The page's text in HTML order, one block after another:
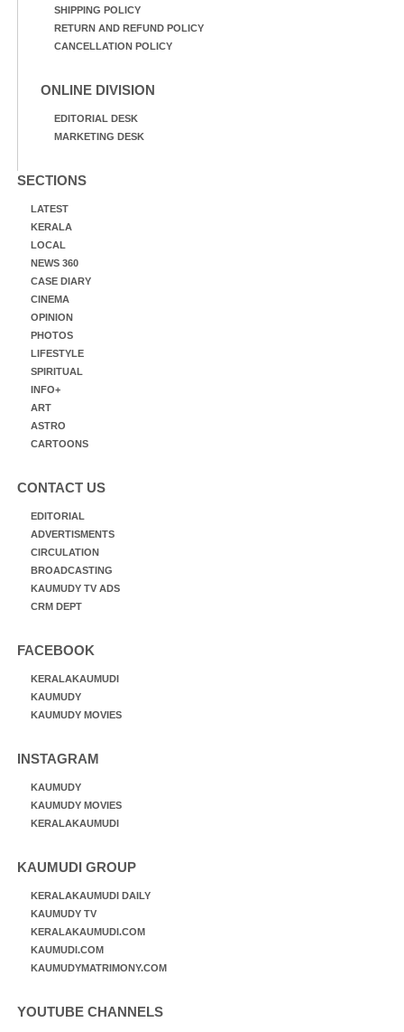
SHIPPING POLICY
RETURN AND REFUND POLICY
CANCELLATION POLICY
ONLINE DIVISION
EDITORIAL DESK
MARKETING DESK
SECTIONS
LATEST
KERALA
LOCAL
NEWS 360
CASE DIARY
CINEMA
OPINION
PHOTOS
LIFESTYLE
SPIRITUAL
INFO+
ART
ASTRO
CARTOONS
CONTACT US
EDITORIAL
ADVERTISMENTS
CIRCULATION
BROADCASTING
KAUMUDY TV ADS
CRM DEPT
FACEBOOK
KERALAKAUMUDI
KAUMUDY
KAUMUDY MOVIES
INSTAGRAM
KAUMUDY
KAUMUDY MOVIES
KERALAKAUMUDI
KAUMUDI GROUP
KERALAKAUMUDI DAILY
KAUMUDY TV
KERALAKAUMUDI.COM
KAUMUDI.COM
KAUMUDYMATRIMONY.COM
YOUTUBE CHANNELS